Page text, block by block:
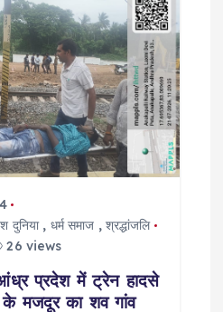
दुनिया, धर्म समाज , श्रद्धांजलि
26 views
प्रदेश में ट्रेन हादसे
के मजदूर का शव गांव